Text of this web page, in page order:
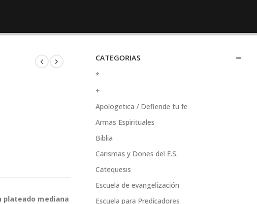
plateado mediana
CATEGORIAS
*
+
Apologetica / Defiende tu fe
Armas Espirituales
Biblia
Carismas y Dones del E.S.
Catequesis
Escuela de evangelización
Escuela para Predicadores